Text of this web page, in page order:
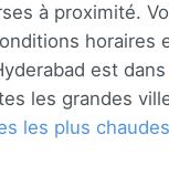
à proximité.
horaires
est dans
les grandes
les plus